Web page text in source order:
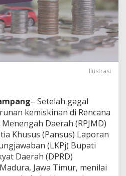
Ilustrasi
– Setelah gagal
kemiskinan di Rencana
Daerah (RPJMD)
Khusus (Pansus) Laporan
(LKPj) Bupati
Daerah (DPRD)
Jawa Timur, menilai